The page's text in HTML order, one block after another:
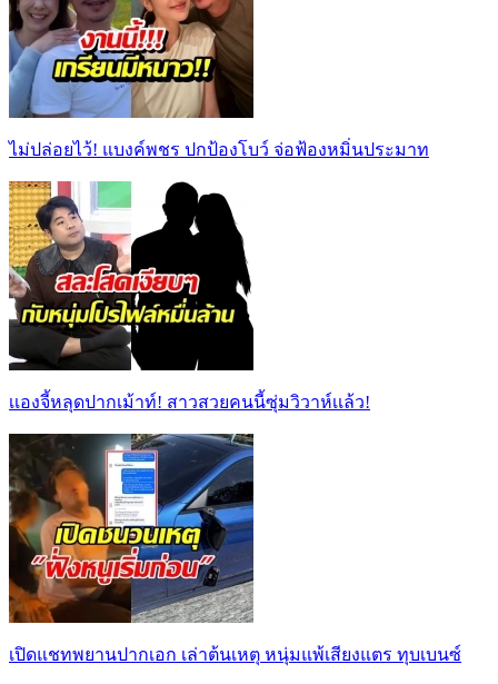
ไม่ปล่อยไว้! แบงค์พชร ปกป้องโบว์ จ่อฟ้องหมิ่นประมาท
เเองจี้หลุดปากเม้าท์! สาวสวยคนนี้ซุ่มวิวาห์เเล้ว!
เปิดแชทพยานปากเอก เล่าต้นเหตุ หนุ่มแพ้เสียงแตร ทุบเบนซ์